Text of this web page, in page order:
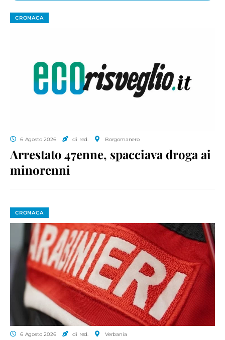
CRONACA
6 Agosto 2026 di red. Borgomanero
Arrestato 47enne, spacciava droga ai
minorenni
CRONACA
6 Agosto 2026 di red. Verbania